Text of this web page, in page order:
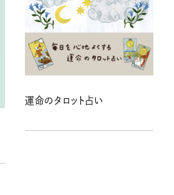
運命のタロット占い